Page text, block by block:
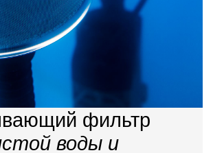
фильтр
воды и